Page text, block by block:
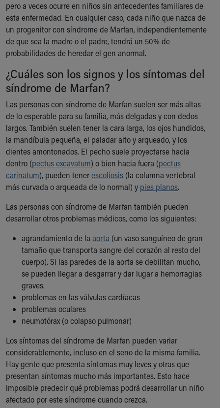
About Akron Children's Pediatrics
Who We Are
Building a Brighter Future
Our Mission, Vision, Promise
Community Mission
Connect With Us
Our Culture of Caring
Newsroom
Our Leadership
Quality and Patient Safety
Unity and Engagement
Women's Board
Our History
More childhood, please.™
Cincinnati Children's
MyChart Telehealth Visits
Doggie Brigade
During Your Visit
Financial Services
Rest Accommodations
Visiting
Gift Shop
Department of Public Safety
Health Info
Healthy Info, Healthy Kids
Inside Children's Blog
KidsHealth Topics
Family Library
Educational Resources
Injury Prevention
pero a veces ocurre en niños sin antecedentes familiares de
esta enfermedad. En cualquier caso, cada niño que nazca de
un progenitor con síndrome de Marfan, independientemente
de que sea la madre o el padre, tendrá un 50% de
probabilidades de heredar el gen anormal.
¿Cuáles son los signos y los síntomas del
síndrome de Marfan?
Las personas con síndrome de Marfan suelen ser más altas
de lo esperable para su familia, más delgadas y con dedos
largos. También suelen tener la cara larga, los ojos hundidos,
la mandíbula pequeña, el paladar alto y arqueado, y los
dientes amontonados. El pecho suele proyectarse hacia
dentro (pectus excavatum) o bien hacia fuera (pectus
carinatum), pueden tenerescoliosis (la columna vertebral
más curvada o arqueada de lo normal) y pies planos.
Las personas con síndrome de Marfan también pueden
desarrollar otros problemas médicos, como los siguientes:
agrandamiento de la aorta (un vaso sanguíneo de gran
tamaño que transporta sangre del corazón al resto del
cuerpo). Si las paredes de la aorta se debilitan mucho,
se pueden llegar a desgarrar y dar lugar a hemorragias
graves.
problemas en las válvulas cardíacas
problemas oculares
neumotórax (o colapso pulmonar)
Los síntomas del síndrome de Marfan pueden variar
considerablemente, incluso en el seno de la misma familia.
Hay gente que presenta síntomas muy leves y otras que
presentan síntomas mucho más importantes. Esto hace
imposible predecir qué problemas podrá desarrollar un niño
afectado por este síndrome cuando crezca.